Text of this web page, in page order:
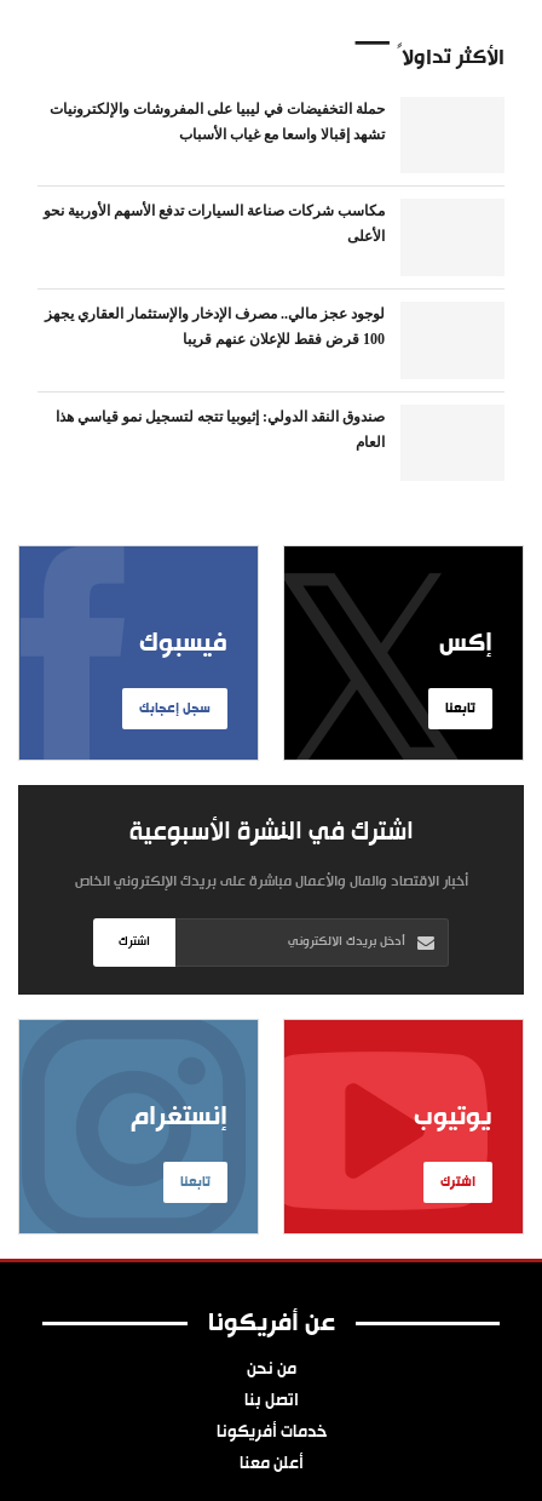
الأكثر تداولاً
حملة التخفيضات في ليبيا على المفروشات والإلكترونيات
تشهد إقبالا واسعا مع غياب الأسباب
مكاسب شركات صناعة السيارات تدفع الأسهم الأوربية نحو
الأعلى
لوجود عجز مالي.. مصرف الإدخار والإستثمار العقاري يجهز
100 قرض فقط للإعلان عنهم قريبا
صندوق النقد الدولي: إثيوبيا تتجه لتسجيل نمو قياسي هذا
العام
فيسبوك
سجل إعجابك
إكس
تابعنا
اشترك في النشرة الأسبوعية
أخبار الاقتصاد والمال والأعمال مباشرة على بريدك الإلكتروني الخاص
اشترك
إنستغرام
تابعنا
يوتيوب
اشترك
عن أفريكونا
من نحن
اتصل بنا
خدمات أفريكونا
أعلن معنا